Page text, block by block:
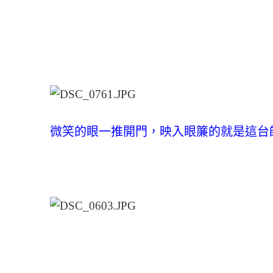
微笑的眼一推開門，映入眼簾的就是這台